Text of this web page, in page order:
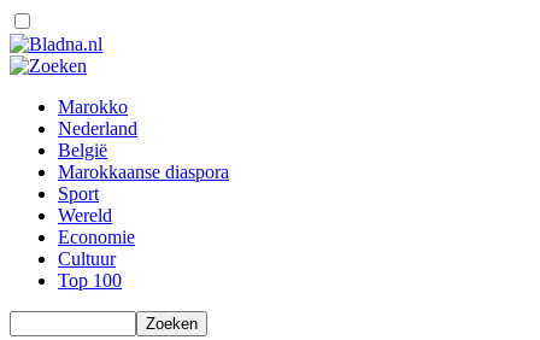
Marokko
Nederland
België
Marokkaanse diaspora
Sport
Wereld
Economie
Cultuur
Top 100